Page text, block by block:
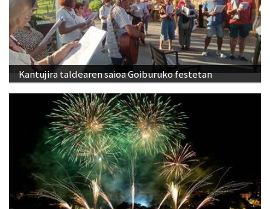
Kantujira taldearen saioa Goiburuko festetan